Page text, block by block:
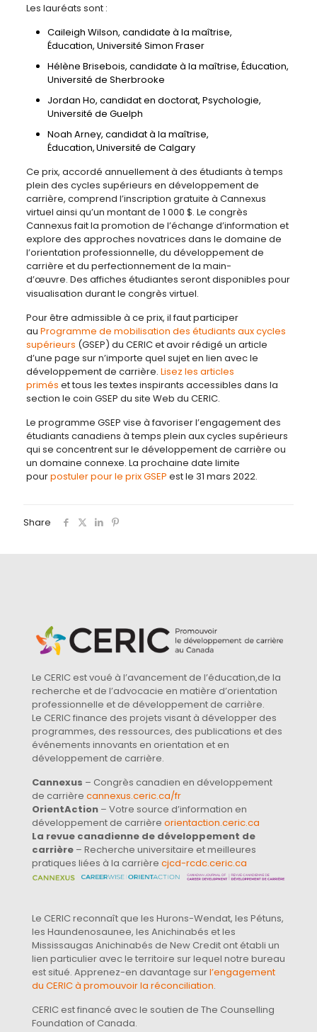
Les lauréats sont :
Caileigh Wilson, candidate à la maîtrise,
Éducation, Université Simon Fraser
Hélène Brisebois, candidate à la maîtrise, Éducation,
Université de Sherbrooke
Jordan Ho, candidat en doctorat, Psychologie,
Université de Guelph
Noah Arney, candidat à la maîtrise,
Éducation, Université de Calgary
Ce prix, accordé annuellement à des étudiants à temps
plein des cycles supérieurs en développement de
carrière, comprend l’inscription gratuite à Cannexus
virtuel ainsi qu’un montant de 1 000 $. Le congrès
Cannexus fait la promotion de l’échange d’information et
explore des approches novatrices dans le domaine de
l’orientation professionnelle, du développement de
carrière et du perfectionnement de la main-
d’œuvre. Des affiches étudiantes seront disponibles pour
visualisation durant le congrès virtuel.
Pour être admissible à ce prix, il faut participer
au Programme de mobilisation des étudiants aux cycles
supérieurs (GSEP) du CERIC et avoir rédigé un article
d’une page sur n’importe quel sujet en lien avec le
développement de carrière. Lisez les articles
primés et tous les textes inspirants accessibles dans la
section le coin GSEP du site Web du CERIC.
Le programme GSEP vise à favoriser l’engagement des
étudiants canadiens à temps plein aux cycles supérieurs
qui se concentrent sur le développement de carrière ou
un domaine connexe. La prochaine date limite
pourpostuler pour le prix GSEP est le 31 mars 2022.
Share
Le CERIC est voué à l’avancement de l’éducation,de la
recherche et de l’advocacie en matière d’orientation
professionnelle et de développement de carrière.
Le CERIC finance des projets visant à développer des
programmes, des ressources, des publications et des
événements innovants en orientation et en
développement de carrière.
Cannexus – Congrès canadien en développement
de carrière cannexus.ceric.ca/fr
OrientAction – Votre source d’information en
développement de carrière orientaction.ceric.ca
La revue canadienne de développement de
carrière – Recherche universitaire et meilleures
pratiques liées à la carrière cjcd-rcdc.ceric.ca
Le CERIC reconnaît que les Hurons-Wendat, les Pétuns,
les Haundenosaunee, les Anichinabés et les
Mississaugas Anichinabés de New Credit ont établi un
lien particulier avec le territoire sur lequel notre bureau
est situé. Apprenez-en davantage surl’engagement
du CERIC à promouvoir la réconciliation.
CERIC est financé avec le soutien de The Counselling
Foundation of Canada.